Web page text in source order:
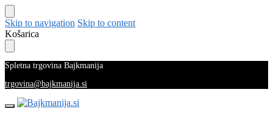
Skip to navigation Skip to content
Košarica
Spletna trgovina Bajkmanija
trgovina@bajkmanija.si